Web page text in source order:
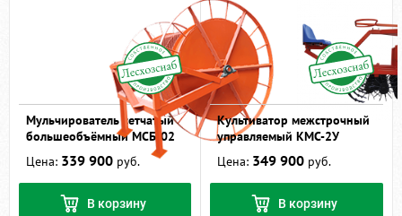
Мульчирователь сетчатый
большеобъёмный МСБ-02
Цена: 339 900 руб.
В корзину
Культиватор межстрочный
управляемый КМС-2У
Цена: 349 900 руб.
В корзину